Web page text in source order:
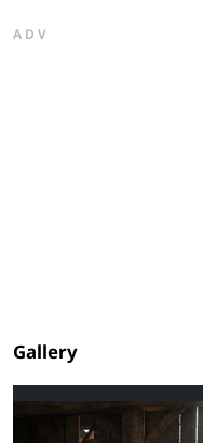
ADV
Gallery
ADV